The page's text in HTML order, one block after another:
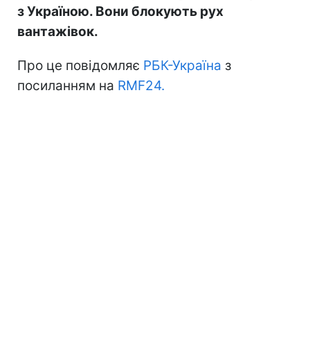
з Україною. Вони блокують рух
вантажівок.
Про це повідомляє РБК-Україна з
посиланням на RMF24.